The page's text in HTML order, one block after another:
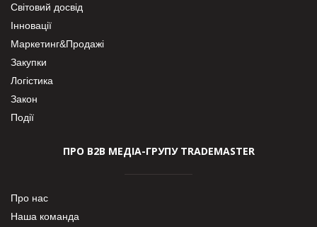
Світовий досвід
Інновації
Маркетинг&Продажі
Закупки
Логістика
Закон
Події
ПРО В2В МЕДІА-ГРУПУ TRADEMASTER
Про нас
Наша команда